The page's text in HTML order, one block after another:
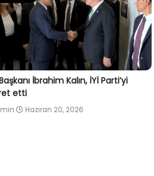
İbrahim Kalın, İYİ Parti’yi
etti
Haziran 20, 2026